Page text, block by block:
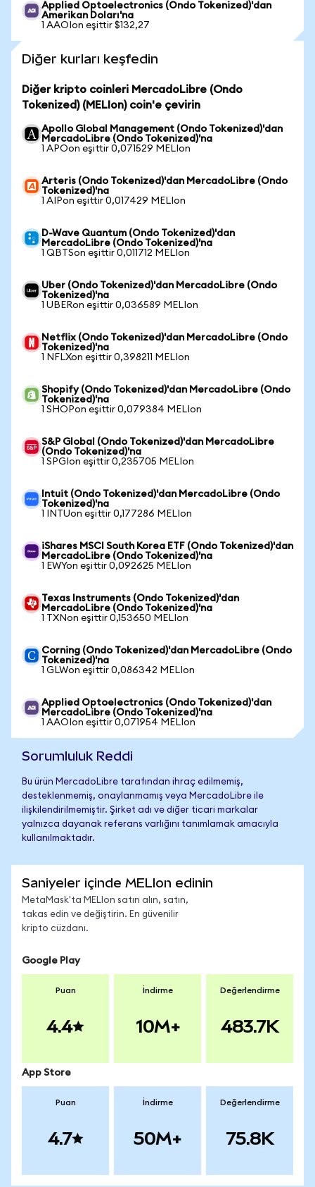
Applied Optoelectronics (Ondo Tokenized)'dan
Amerikan Doları'na
1 AAOIon eşittir $132,27
Diğer kurları keşfedin
Diğer kripto coinleri MercadoLibre (Ondo
Tokenized) (MELIon) coin'e çevirin
Apollo Global Management (Ondo Tokenized)'dan
MercadoLibre (Ondo Tokenized)'na
1 APOon eşittir 0,071529 MELIon
Arteris (Ondo Tokenized)'dan MercadoLibre (Ondo
Tokenized)'na
1 AIPon eşittir 0,017429 MELIon
D-Wave Quantum (Ondo Tokenized)'dan
MercadoLibre (Ondo Tokenized)'na
1 QBTSon eşittir 0,011712 MELIon
Uber (Ondo Tokenized)'dan MercadoLibre (Ondo
Tokenized)'na
1 UBERon eşittir 0,036589 MELIon
Netflix (Ondo Tokenized)'dan MercadoLibre (Ondo
Tokenized)'na
1 NFLXon eşittir 0,398211 MELIon
Shopify (Ondo Tokenized)'dan MercadoLibre (Ondo
Tokenized)'na
1 SHOPon eşittir 0,079384 MELIon
S&P Global (Ondo Tokenized)'dan MercadoLibre
(Ondo Tokenized)'na
1 SPGIon eşittir 0,235705 MELIon
Intuit (Ondo Tokenized)'dan MercadoLibre (Ondo
Tokenized)'na
1 INTUon eşittir 0,177286 MELIon
iShares MSCI South Korea ETF (Ondo Tokenized)'dan
MercadoLibre (Ondo Tokenized)'na
1 EWYon eşittir 0,092625 MELIon
Texas Instruments (Ondo Tokenized)'dan
MercadoLibre (Ondo Tokenized)'na
1 TXNon eşittir 0,153650 MELIon
Corning (Ondo Tokenized)'dan MercadoLibre (Ondo
Tokenized)'na
1 GLWon eşittir 0,086342 MELIon
Applied Optoelectronics (Ondo Tokenized)'dan
MercadoLibre (Ondo Tokenized)'na
1 AAOIon eşittir 0,071954 MELIon
Sorumluluk Reddi
Bu ürün MercadoLibre tarafından ihraç edilmemiş,
desteklenmemiş, onaylanmamış veya MercadoLibre ile
ilişkilendirilmemiştir. Şirket adı ve diğer ticari markalar
yalnızca dayanak referans varlığını tanımlamak amacıyla
kullanılmaktadır.
Saniyeler içinde MELIon edinin
MetaMask'ta MELIon satın alın, satın,
takas edin ve değiştirin. En güvenilir
kripto cüzdanı.
Google Play
Puan
4.4
İndirme
10M+
Değerlendirme
483.7K
App Store
Puan
4.7
İndirme
50M+
Değerlendirme
75.8K